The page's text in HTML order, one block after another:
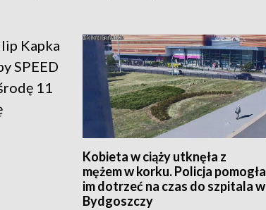
Kobieta w ciąży utknęła z
mężem w korku. Policja pomogła
im dotrzeć na czas do szpitala w
Bydgoszczy
Kapka
SPEED
11